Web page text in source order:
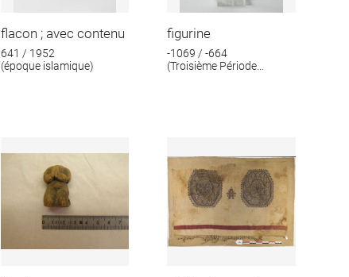
flacon ; avec contenu
641 / 1952
(époque islamique)
figurine
-1069 / -664
(Troisième Période